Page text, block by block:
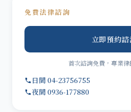
免費法律諮詢
立即預約諮
首次諮詢免費，專業
日間 04-23756755
夜間 0936-177880